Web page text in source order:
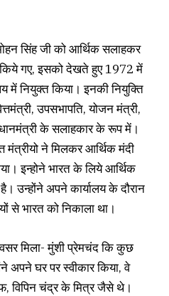
सिंह जी को आर्थिक सलाहकर
किये गए, इसको देखते हुए 1972 में
में नियुक्त किया। इनकी नियुक्ति
उपसभापति, योजन मंत्री,
के सलाहकार के रूप में।
ने मिलकर आर्थिक मंदी
इन्होने भारत के लिये आर्थिक
उन्होंने अपने कार्यालय के दौरान
से भारत को निकाला था।
मिला- मुंशी प्रेमचंद कि कुछ
अपने घर पर स्वीकार किया, वे
विपिन चंद्र के मित्र जैसे थे।